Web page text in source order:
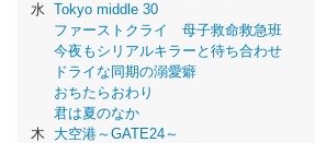
水 Tokyo middle 30
ファーストクライ 母子救命救急班
今夜もシリアルキラーと待ち合わせ
ドライな同期の溺愛癖
おちたらおわり
君は夏のなか
木
大空港～GATE24～